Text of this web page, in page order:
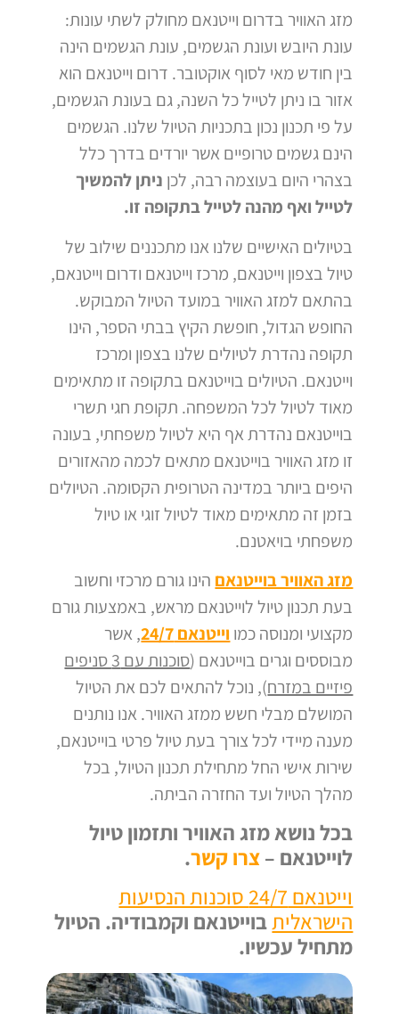
מזג האוויר בדרום וייטנאם מחולק לשתי עונות:
עונת היובש ועונת הגשמים, עונת הגשמים הינה
בין חודש מאי לסוף אוקטובר. דרום וייטנאם הוא
אזור בו ניתן לטייל כל השנה, גם בעונת הגשמים,
על פי תכנון נכון בתכניות הטיול שלנו. הגשמים
הינם גשמים טרופיים אשר יורדים בדרך כלל
בצהרי היום בעוצמה רבה, לכן ניתן להמשיך
לטייל ואף מהנה לטייל בתקופה זו.
בטיולים האישיים שלנו אנו מתכננים שילוב של
טיול בצפון וייטנאם, מרכז וייטנאם ודרום וייטנאם,
בהתאם למזג האוויר במועד הטיול המבוקש.
החופש הגדול, חופשת הקיץ בבתי הספר, הינו
תקופה נהדרת לטיולים שלנו בצפון ומרכז
וייטנאם. הטיולים בוייטנאם בתקופה זו מתאימים
מאוד לטיול לכל המשפחה. תקופת חגי תשרי
בוייטנאם נהדרת אף היא לטיול משפחתי, בעונה
זו מזג האוויר בוייטנאם מתאים לכמה מהאזורים
היפים ביותר במדינה הטרופית הקסומה. הטיולים
בזמן זה מתאימים מאוד לטיול זוגי או טיול
משפחתי בויאטנם.
מזג האוויר בוייטנאם הינו גורם מרכזי וחשוב
בעת תכנון טיול לוייטנאם מראש, באמצעות גורם
מקצועי ומנוסה כמווייטנאם 24/7
, אשר
מבוססים וגרים בוייטנאם (
סוכנות עם 3 סניפים
פיזיים במזרח), נוכל להתאים לכם את הטיול
המושלם מבלי חשש ממזג האוויר. אנו נותנים
מענה מיידי לכל צורך בעת טיול פרטי בוייטנאם,
שירות אישי החל מתחילת תכנון הטיול, בכל
מהלך הטיול ועד החזרה הביתה.
בכל נושא מזג האוויר ותזמון טיול
לוייטנאם –צרו קשר.
וייטנאם 24/7 סוכנות הנסיעות
הישראליתבוייטנאם וקמבודיה. הטיול
מתחיל עכשיו.